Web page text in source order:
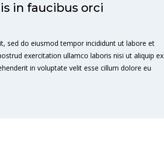
in faucibus orci
sed do eiusmod tempor incididunt ut labore et
exercitation ullamco laboris nisi ut aliquip ex
in voluptate velit esse cillum dolore eu